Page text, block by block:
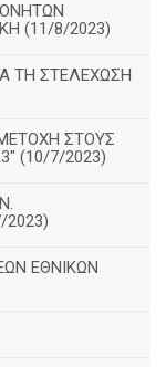
(11/8/2023)
ΤΗ ΣΤΕΛΕΧΩΣΗ
ΣΤΟΥΣ
(10/7/2023)
ΕΘΝΙΚΩΝ